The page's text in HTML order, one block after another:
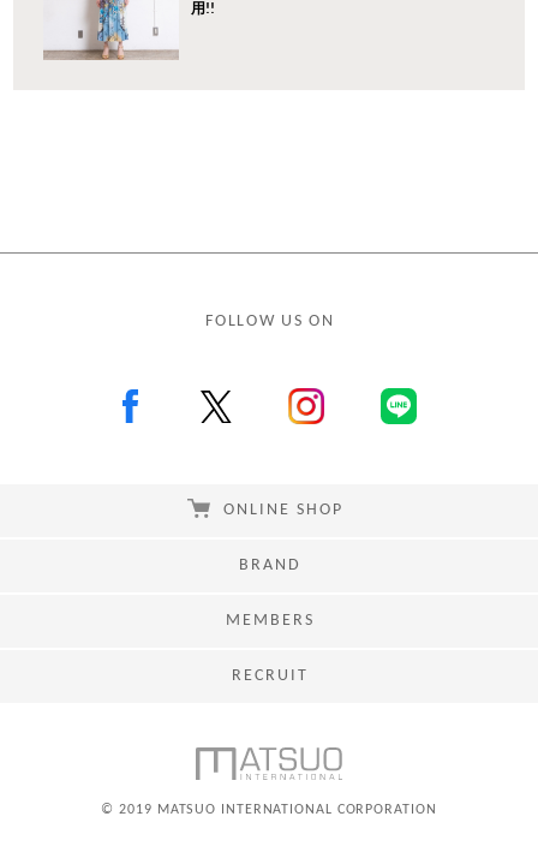
用!!
FOLLOW US ON
ONLINE SHOP
BRAND
MEMBERS
RECRUIT
© 2019 MATSUO INTERNATIONAL CORPORATION